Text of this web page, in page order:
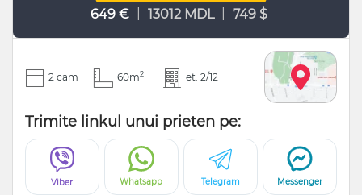
649 €
13012 MDL 749 $
2 cam 60m2 et. 2/12
Trimite linkul unui prieten pe:
Viber Whatsapp Telegram Messenger